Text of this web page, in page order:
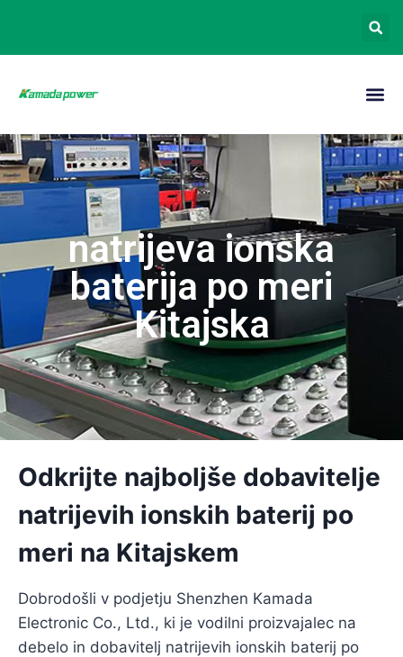
natrijeva ionska
baterija po meri
Kitajska
Odkrijte najboljše dobavitelje
natrijevih ionskih baterij po
meri na Kitajskem
Dobrodošli v podjetju Shenzhen Kamada
Electronic Co., Ltd., ki je vodilni proizvajalec na
debelo in dobavitelj natrijevih ionskih baterij po